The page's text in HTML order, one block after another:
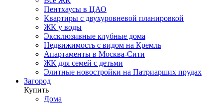
Пентхаусы в ЦАО
Квартиры с двухуровневой планировкой
ЖК у воды
Эксклюзивные клубные дома
Недвижимость с видом на Кремль
Апартаменты в Москва-Сити
ЖК для семей с детьми
Элитные новостройки на Патриарших прудах
Загород
Купить
Дома